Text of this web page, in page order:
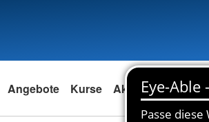
Angebote Kurse Aktuell Spenden